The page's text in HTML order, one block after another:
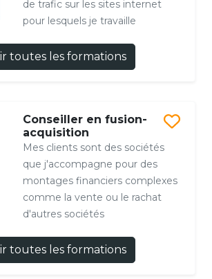
de trafic sur les sites internet
pour lesquels je travaille
toutes les formations
Conseiller en fusion-
acquisition
Mes clients sont des sociétés
que j'accompagne pour des
montages financiers complexes
comme la vente ou le rachat
d'autres sociétés
toutes les formations